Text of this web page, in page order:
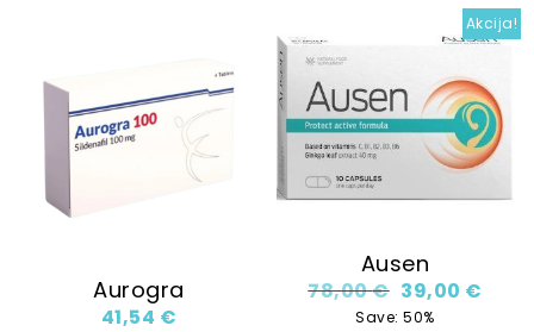
Aurogra
41,54 €
Akcija!
Ausen
78,00€ Original
39,00 €
Save: 50%